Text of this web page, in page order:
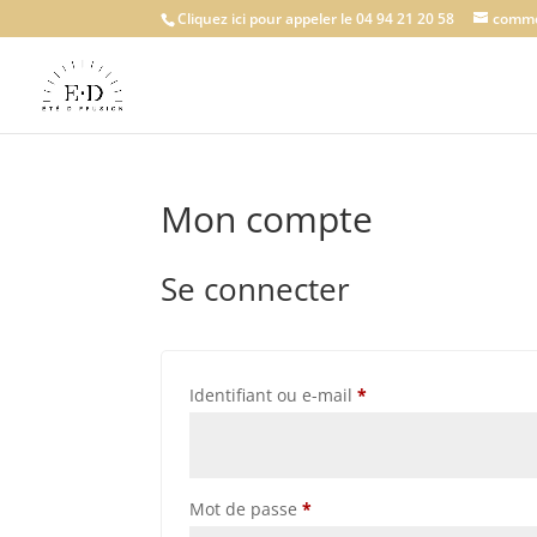
Cliquez ici pour appeler le 04 94 21 20 58
Mon compte
Se connecter
Identifiant ou e-mail*Obligatoire
Mot de passe*Obligatoire